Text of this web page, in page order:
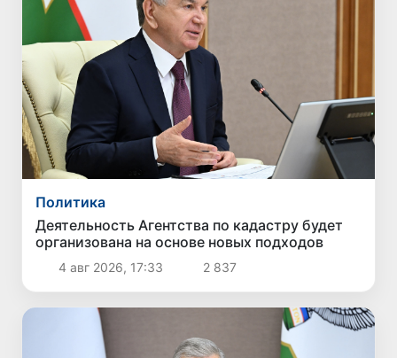
Политика
Деятельность Агентства по кадастру будет
организована на основе новых подходов
4 авг 2026, 17:33 2 837